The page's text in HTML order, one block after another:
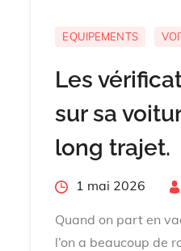
EQUIPEMENTS
Les
sur sa
long trajet.
Posted1 mai 2026
Quand on part en
l’on a beaucoup de